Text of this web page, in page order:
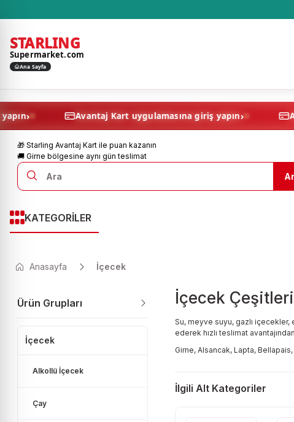
STARLING
Supermarket.com
Ana Sayfa
giriş yapın› Avantaj Kart uygulamasına giriş yapın
🎁 Starling Avantaj Kart ile puan kazanın
🚚 Girne bölgesine aynı gün teslimat
KATEGORİLER
Anasayfa İçecek
Ürün Grupları
İçecek
Alkollü İçecek
Çay
İçecek Çeşitleri
Su, meyve suyu, gazlı
ederek hızlı teslimat
Girne, Alsancak, Lapta,
İlgili Alt Kategoriler